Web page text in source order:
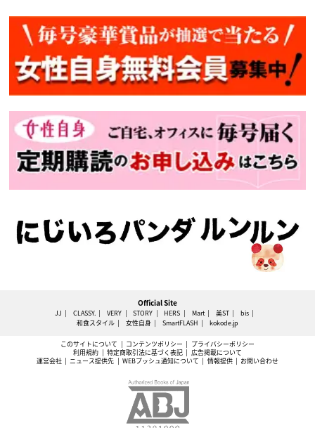
Official Site
JJ CLASSY. VERY STORY HERS Mart 美ST
bis
和食スタイル
女性自身 SmartFLASH kokode.jp
このサイトについて コンテンツポリシー
プライバシーポリシー
利用規約
特定商取引法に基づく表記
広告掲載について
運営会社
ニュース提供先 WEBプッシュ通知について 情報提供 お問い合わせ